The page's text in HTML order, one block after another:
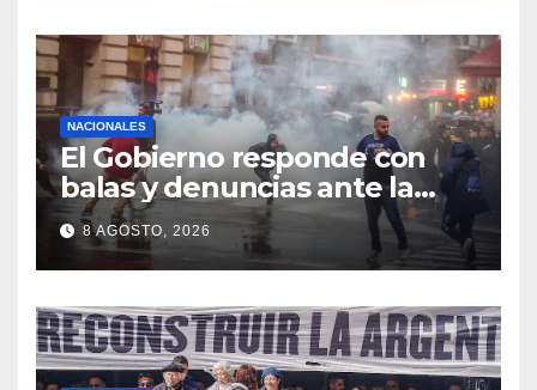
NACIONALES
El Gobierno responde con
balas y denuncias ante la
protesta
8 AGOSTO, 2026